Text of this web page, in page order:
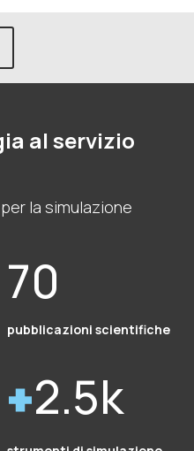
al servizio
la simulazione
70
pubblicazioni scientifiche
2.5k